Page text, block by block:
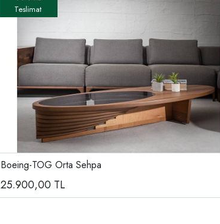
Boeing-TOG Orta Sehpa
25.900,00 TL